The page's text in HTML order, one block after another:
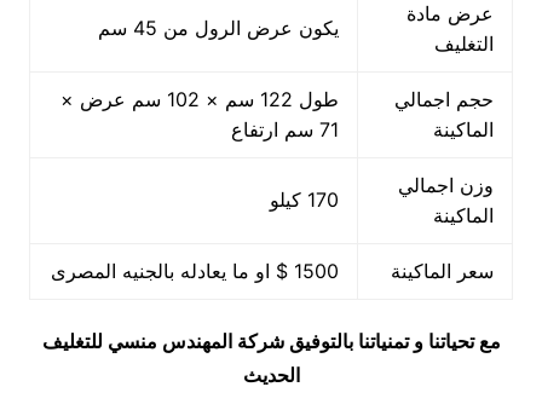
عرض مادة
التغليف
يكون عرض الرول من 45 سم
حجم اجمالي
الماكينة
طول 122 سم × 102 سم عرض ×
71 سم ارتفاع
وزن اجمالي
الماكينة
170 كيلو
سعر الماكينة 1500 $ او ما يعادله بالجنيه المصرى
مع تحياتنا و تمنياتنا بالتوفيق شركة المهندس منسي للتغليف
الحديث